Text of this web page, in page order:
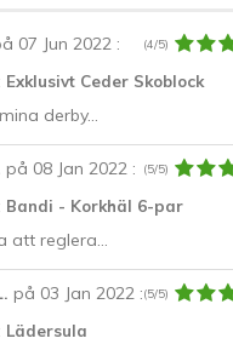
07 Jun 2022 : (4/5)
Exklusivt Ceder Skoblock
derby...
på 08 Jan 2022 : (5/5)
Bandi - Korkhäl 6-par
att reglera...
på 03 Jan 2022 :(5/5)
Lädersula